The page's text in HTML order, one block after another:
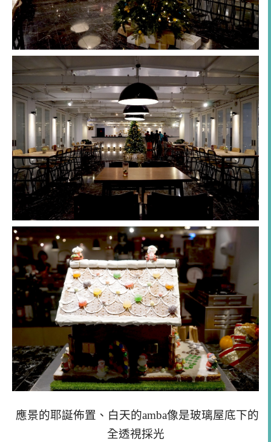
應景的耶誕佈置、白天的amba像是玻璃屋底下的
全透視採光